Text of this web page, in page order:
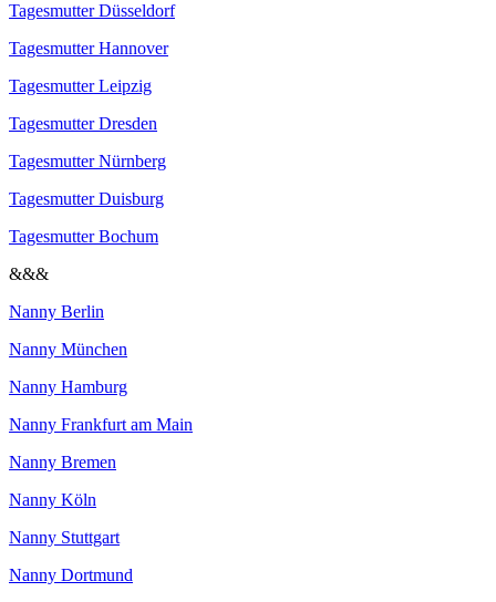
Tagesmutter Düsseldorf
Tagesmutter Hannover
Tagesmutter Leipzig
Tagesmutter Dresden
Tagesmutter Nürnberg
Tagesmutter Duisburg
Tagesmutter Bochum
&&&
Nanny Berlin
Nanny München
Nanny Hamburg
Nanny Frankfurt am Main
Nanny Bremen
Nanny Köln
Nanny Stuttgart
Nanny Dortmund